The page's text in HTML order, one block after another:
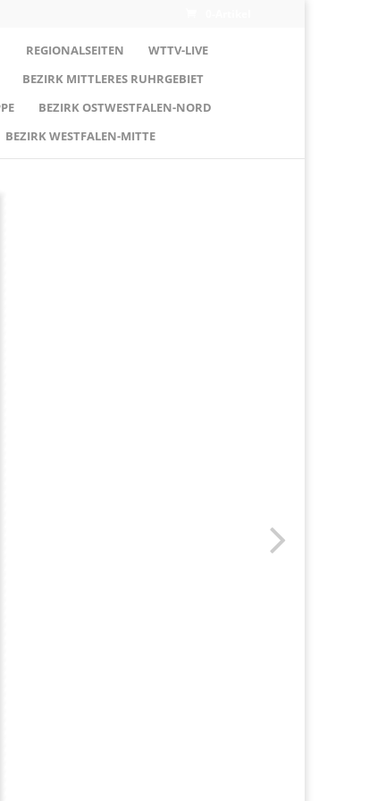
REGIONALSEITEN
WTTV-LIVE
BEZIRK MITTLERES RUHRGEBIET
BEZIRK OSTWESTFALEN-NORD
BEZIRK WESTFALEN-MITTE